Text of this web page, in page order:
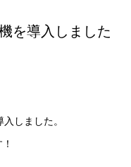
を導入しました
しました。